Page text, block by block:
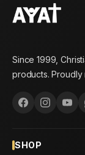
Since 1999,
products.
SHOP